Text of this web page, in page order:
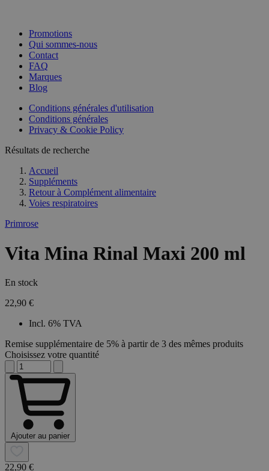
Promotions
Qui sommes-nous
Contact
FAQ
Marques
Blog
Conditions générales d'utilisation
Conditions générales
Privacy & Cookie Policy
Résultats de recherche
Accueil
Suppléments
Retour à Complément alimentaire
Voies respiratoires
Primrose
Vita Mina Rinal Maxi 200 ml
En stock
22,90 €
Incl. 6% TVA
Remise supplémentaire de 5% à partir de 3 des mêmes produits
Choisissez votre quantité
Ajouter au panier
22,90 €